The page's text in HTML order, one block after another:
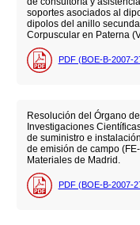
soportes asociados al
dipolos del anillo
Corpuscular en Paterna
PDF (BOE-B-2007-
Resolución del Órgano
Investigaciones
de suministro e
de emisión de campo
Materiales de Madrid.
PDF (BOE-B-2007-